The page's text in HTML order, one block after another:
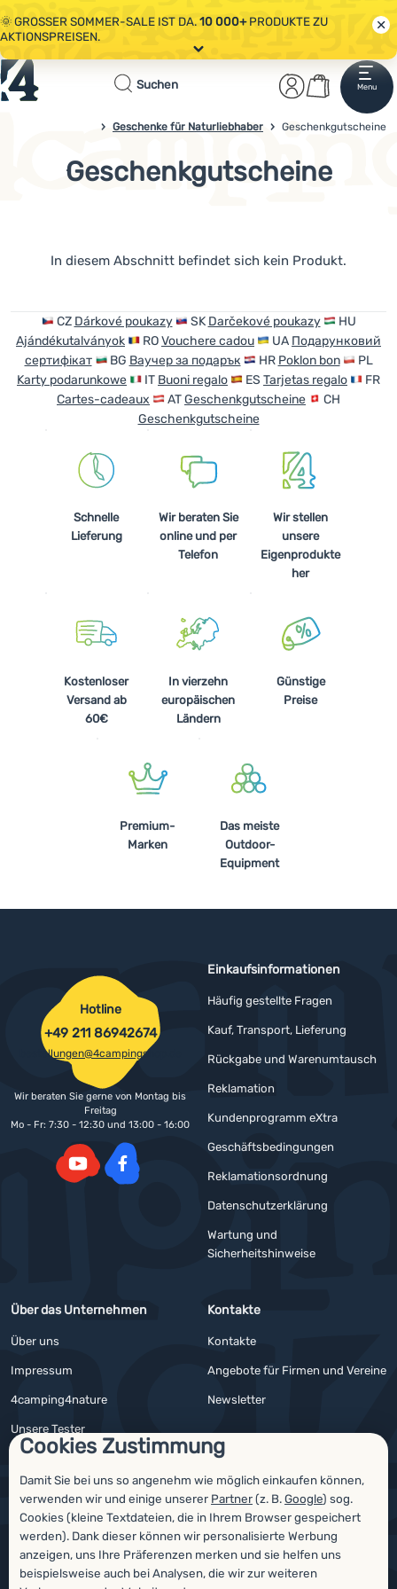
Cookies Zustimmung
Damit Sie bei uns so angenehm wie möglich einkaufen können,
verwenden wir und einige unserer Partner(z. B.Google) sog.
Cookies (kleine Textdateien, die in Ihrem Browser gespeichert
werden). Dank dieser können wir personalisierte Werbung
anzeigen, uns Ihre Präferenzen merken und sie helfen uns
beispielsweise auch bei Analysen, die wir zur weiteren
🌞 GROSSER SOMMER-SALE IST DA.10 000+PRODUKTE ZU
AKTIONSPREISEN.
🤫 - 10 % AUF AUSGEWÄHLTE CAMPING- & WANDERAUSRÜSTUNG.
CODE OUT10
Alle Aktionen
Suchen
Anmelden
Warenkorb
Menu
Startseite
Bekleidung
Zelte
Ausrüstung
Ultraleichte
4campingshop.de
Geschenke für Naturliebhaber Geschenkgutscheine
Geschenkgutscheine
.
Produkte
In diesem Abschnitt befindet sich kein Produkt.
CZ Dárkové poukazy SK Darčekové poukazy
HU
Ajándékutalványok
ROVouchere cadou UA Подарунковий
сертифікат
BG Ваучер за подарък HR Poklon bon
PL
Karty podarunkowe
IT Buoni regalo ES Tarjetas regalo
FR
Cartes-cadeaux
ATGeschenkgutscheine
CH
Geschenkgutscheine
Schnelle
Lieferung
Wir beraten Sie
online und per
Telefon
Wir stellen
unsere
Eigenprodukte
her
Kostenloser
Versand ab
60€
In vierzehn
europäischen
Ländern
Günstige
Preise
Premium-
Marken
Das meiste
Outdoor-
Equipment
Einkaufsinformationen
Häufig gestellte Fragen
Kauf, Transport, Lieferung
Rückgabe und Warenumtausch
Reklamation
Kundenprogramm eXtra
Geschäftsbedingungen
Reklamationsordnung
Datenschutzerklärung
Wartung und
Sicherheitshinweise
Über das Unternehmen
Über uns
Impressum
4camping4nature
Unsere Tester
Kontakte
Kontakte
Angebote für Firmen und Vereine
Newsletter
Hotline
+49 211 86942674
bestellungen@4campingshop.de
Wir beraten Sie gerne von Montag bis
Freitag
Mo - Fr: 7:30 - 12:30 und 13:00 - 16:00
Auszeichnungen